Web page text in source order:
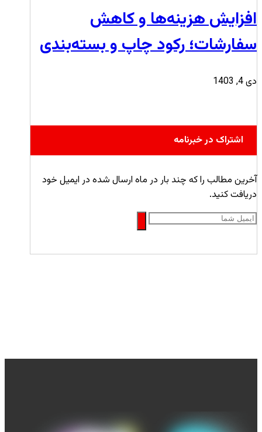
افزایش هزینه‌ها و کاهش
سفارشات؛ رکود چاپ و بسته‌بندی
دی 4, 1403
اشتراک در خبرنامه
آخرین مطالب را که چند بار در ماه ارسال شده در ایمیل خود
دریافت کنید.